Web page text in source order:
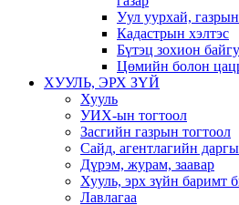
Уул уурхай,
Кадастрын хэлтэс
Бүтэц зохион
Цөмийн болон
ХУУЛЬ, ЭРХ ЗҮЙ
Хууль
УИХ-ын тогтоол
Засгийн газрын тогтоол
Сайд, агентлагийн
Дүрэм, журам, заавар
Хууль, эрх зүйн баримт
Лавлагаа